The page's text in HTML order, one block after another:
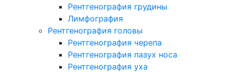
Рентгенография грудины
Лимфография
Рентгенография головы
Рентгенография черепа
Рентгенография пазух носа
Рентгенография уха